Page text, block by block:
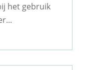
het gebruik